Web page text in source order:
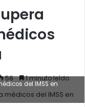
58 1 minuto leído
del IMSS en